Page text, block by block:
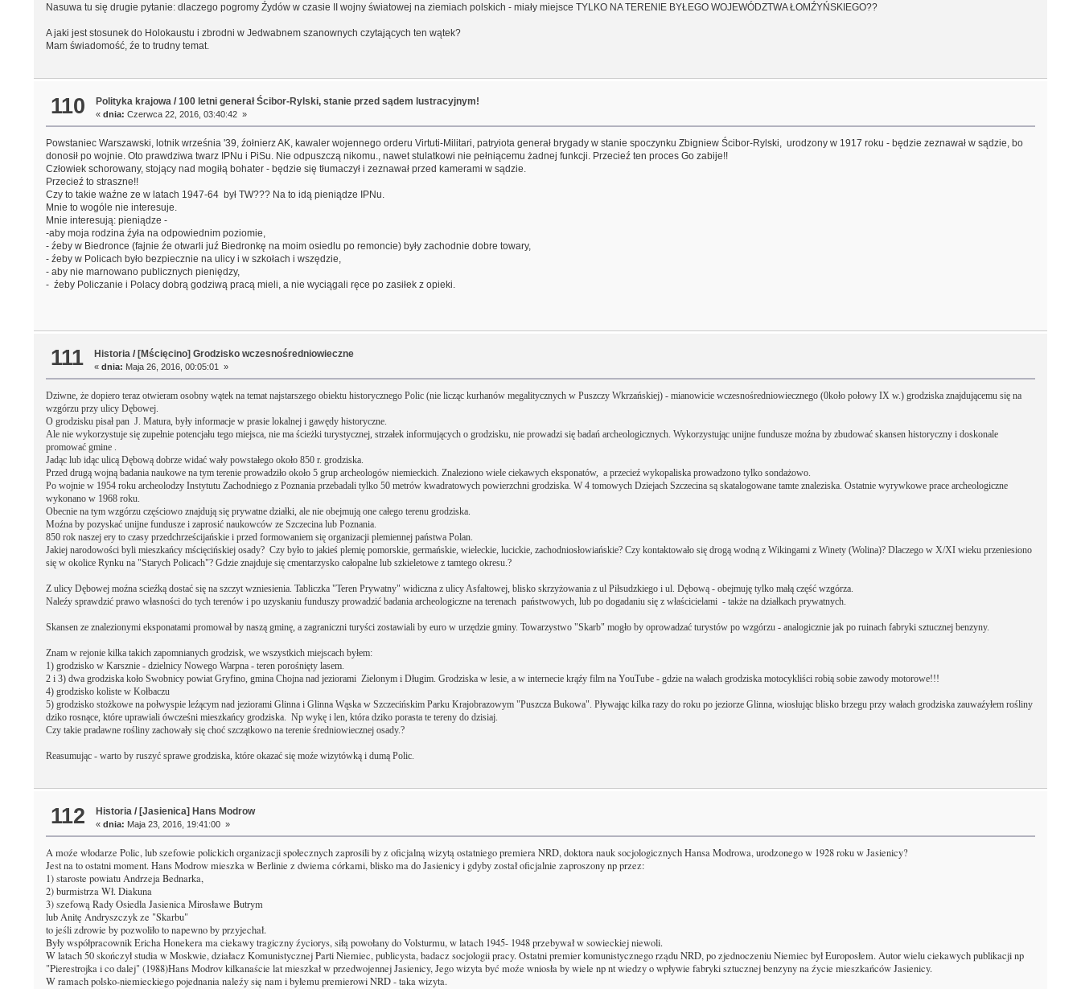
Nasuwa tu się drugie pytanie: dlaczego pogromy Źydów w czasie II wojny światowej na ziemiach polskich - miały miejsce TYLKO NA TERENIE BYŁEGO WOJEWÓDZTWA ŁOMŹYŃSKIEGO??
A jaki jest stosunek do Holokaustu i zbrodni w Jedwabnem szanownych czytających ten wątek?
Mam świadomość, źe to trudny temat.
110 Polityka krajowa /100 letni generał Ścibor-Rylski, stanie przed sądem lustracyjnym!
«dnia: Czerwca 22, 2016, 03:40:42 »
Powstaniec Warszawski, lotnik września '39, źołnierz AK, kawaler wojennego orderu Virtuti-Militari, patryiota generał brygady w stanie spoczynku Zbigniew Ścibor-Rylski, urodzony w 1917 roku - będzie zeznawał w sądzie, bo
donosił po wojnie. Oto prawdziwa twarz IPNu i PiSu. Nie odpuszczą nikomu., nawet stulatkowi nie pełniącemu żadnej funkcji. Przecieź ten proces Go zabije!!
Człowiek schorowany, stojący nad mogiłą bohater - będzie się tłumaczył i zeznawał przed kamerami w sądzie.
Przecieź to straszne!!
Czy to takie waźne ze w latach 1947-64 był TW??? Na to idą pieniądze IPNu.
Mnie to wogóle nie interesuje.
Mnie interesują: pieniądze -
-aby moja rodzina źyła na odpowiednim poziomie,
- źeby w Biedronce (fajnie źe otwarli juź Biedronkę na moim osiedlu po remoncie) były zachodnie dobre towary,
- źeby w Policach było bezpiecznie na ulicy i w szkołach i wszędzie,
- aby nie marnowano publicznych pieniędzy,
- źeby Policzanie i Polacy dobrą godziwą pracą mieli, a nie wyciągali ręce po zasiłek z opieki.
111 Historia / [Mścięcino] Grodzisko wczesnośredniowieczne
«dnia: Maja 26, 2016, 00:05:01 »
Dziwne, że dopiero teraz otwieram osobny wątek na temat najstarszego obiektu historycznego Polic (nie licząc kurhanów megalitycznych w Puszczy Wkrzańskiej) - mianowicie wczesnośredniowiecznego (0koło połowy IX w.) grodziska znajdującemu się na
wzgórzu przy ulicy Dębowej.
O grodzisku pisał pan J. Matura, były informacje w prasie lokalnej i gawędy historyczne.
Ale nie wykorzystuje się zupełnie potencjału tego miejsca, nie ma ścieżki turystycznej, strzałek informujących o grodzisku, nie prowadzi się badań archeologicznych. Wykorzystując unijne fundusze moźna by zbudować skansen historyczny i doskonale
promować gmine .
Jadąc lub idąc ulicą Dębową dobrze widać wały powstałego około 850 r. grodziska.
Przed drugą wojną badania naukowe na tym terenie prowadziło około 5 grup archeologów niemieckich. Znaleziono wiele ciekawych eksponatów, a przecieź wykopaliska prowadzono tylko sondażowo.
Po wojnie w 1954 roku archeolodzy Instytutu Zachodniego z Poznania przebadali tylko 50 metrów kwadratowych powierzchni grodziska. W 4 tomowych Dziejach Szczecina są skatalogowane tamte znaleziska. Ostatnie wyrywkowe prace archeologiczne
wykonano w 1968 roku.
Obecnie na tym wzgórzu częściowo znajdują się prywatne działki, ale nie obejmują one całego terenu grodziska.
Moźna by pozyskać unijne fundusze i zaprosić naukowców ze Szczecina lub Poznania.
850 rok naszej ery to czasy przedchrześcijańskie i przed formowaniem się organizacji plemiennej państwa Polan.
Jakiej narodowości byli mieszkańcy mścięcińskiej osady? Czy było to jakieś plemię pomorskie, germańskie, wieleckie, lucickie, zachodniosłowiańskie? Czy kontaktowało się drogą wodną z Wikingami z Winety (Wolina)? Dlaczego w X/XI wieku przeniesiono
się w okolice Rynku na "Starych Policach"? Gdzie znajduje się cmentarzysko całopalne lub szkieletowe z tamtego okresu.?
Z ulicy Dębowej moźna scieźką dostać się na szczyt wzniesienia. Tabliczka "Teren Prywatny" widiczna z ulicy Asfaltowej, blisko skrzyżowania z ul Piłsudzkiego i ul. Dębową - obejmuję tylko małą część wzgórza.
Naleźy sprawdzić prawo własności do tych terenów i po uzyskaniu funduszy prowadzić badania archeologiczne na terenach państwowych, lub po dogadaniu się z właścicielami - także na działkach prywatnych.
Skansen ze znalezionymi eksponatami promował by naszą gminę, a zagraniczni turyści zostawiali by euro w urzędzie gminy. Towarzystwo "Skarb" mogło by oprowadzać turystów po wzgórzu - analogicznie jak po ruinach fabryki sztucznej benzyny.
Znam w rejonie kilka takich zapomnianych grodzisk, we wszystkich miejscach byłem:
1) grodzisko w Karsznie - dzielnicy Nowego Warpna - teren porośnięty lasem.
2 i 3) dwa grodziska koło Swobnicy powiat Gryfino, gmina Chojna nad jeziorami Zielonym i Długim. Grodziska w lesie, a w internecie krąźy film na YouTube - gdzie na wałach grodziska motocykliści robią sobie zawody motorowe!!!
4) grodzisko koliste w Kołbaczu
5) grodzisko stożkowe na połwyspie leźącym nad jeziorami Glinna i Glinna Wąska w Szczecińskim Parku Krajobrazowym "Puszcza Bukowa". Pływając kilka razy do roku po jeziorze Glinna, wiosłując blisko brzegu przy wałach grodziska zauwaźyłem rośliny
dziko rosnące, które uprawiali ówcześni mieszkańcy grodziska. Np wykę i len, która dziko porasta te tereny do dzisiaj.
Czy takie pradawne rośliny zachowały się choć szczątkowo na terenie średniowiecznej osady.?
Reasumując - warto by ruszyć sprawe grodziska, które okazać się moźe wizytówką i dumą Polic.
112 Historia / [Jasienica] Hans Modrow
«dnia: Maja 23, 2016, 19:41:00 »
A moźe włodarze Polic, lub szefowie polickich organizacji społecznych zaprosili by z oficjalną wizytą ostatniego premiera NRD, doktora nauk socjologicznych Hansa Modrowa, urodzonego w 1928 roku w Jasienicy?
Jest na to ostatni moment. Hans Modrow mieszka w Berlinie z dwiema córkami, blisko ma do Jasienicy i gdyby został oficjalnie zaproszony np przez:
1) staroste powiatu Andrzeja Bednarka,
2) burmistrza Wł. Diakuna
3) szefową Rady Osiedla Jasienica Mirosławe Butrym
lub Anitę Andryszczyk ze "Skarbu"
to jeśli zdrowie by pozwoliło to napewno by przyjechał.
Były współpracownik Ericha Honekera ma ciekawy tragiczny źyciorys, siłą powołany do Volsturmu, w latach 1945- 1948 przebywał w sowieckiej niewoli.
W latach 50 skończył studia w Moskwie, działacz Komunistycznej Parti Niemiec, publicysta, badacz socjologii pracy. Ostatni premier komunistycznego rządu NRD, po zjednoczeniu Niemiec był Europosłem. Autor wielu ciekawych publikacji np
"Pierestrojka i co dalej" (1988)Hans Modrov kilkanaście lat mieszkał w przedwojennej Jasienicy, Jego wizyta być moźe wniosła by wiele np nt wiedzy o wpływie fabryki sztucznej benzyny na źycie mieszkańców Jasienicy.
W ramach polsko-niemieckiego pojednania naleźy się nam i byłemu premierowi NRD - taka wizyta.